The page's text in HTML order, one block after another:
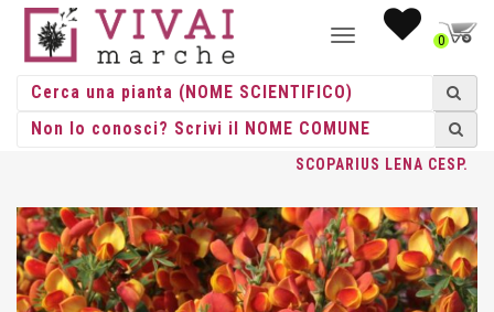
NAVIGAZIONE0
HOME/CESPUGLI/CESPUGLI VASO/ CYTISUS / CYTISUS
SCOPARIUS LENA CESP.